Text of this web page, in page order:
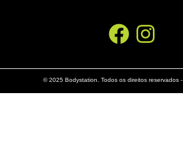
©️ 2025 Bodystation. Todos os direitos reservados -